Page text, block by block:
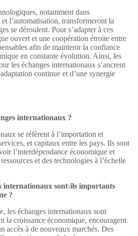
notamment dans
l’automatisation, transformeront la
se déroulent. Pour s’adapter à ces
ouvert et une coopération étroite entre
afin de maintenir la confiance
en constante évolution. Ainsi, les
les échanges internationaux s’ancrent
continue et d’une synergie
internationaux ?
se réfèrent à l’importation et
et capitaux entre les pays. Ils sont
l’interdépendance économique et
et des technologies à l’échelle
internationaux sont-ils importants
?
les échanges internationaux sont
la croissance économique, encouragent
accès à de nouveaux marchés. Des